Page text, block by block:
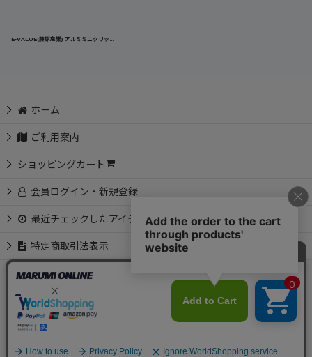
E-VALUE(藤原産業) アルミミニクリッパー EMK-200AG
ホーム
ご利用案内
ショッピングカート
会員ログイン・新規登録
最近チェックしたアイテム
特定商取引法表示
お問い合わせ
📩 メルマガ会員募集中
Copyright © MARUMI All Rights Reserved.